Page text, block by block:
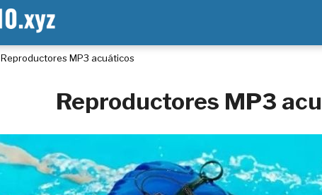
Reproductores MP3 acuáticos
Reproductores MP3